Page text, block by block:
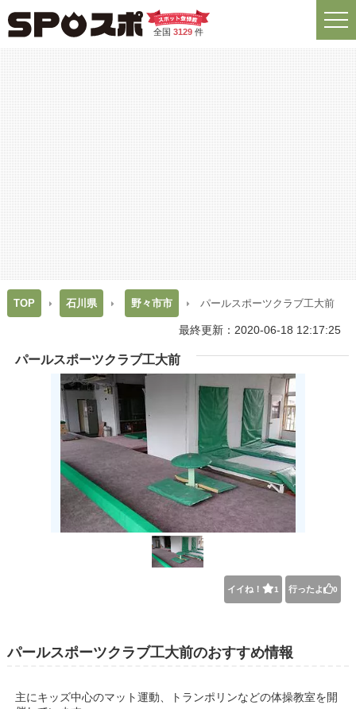
全国 3129件
TOP 石川県 野々市市 パールスポーツクラブ工大前
最終更新：2020-06-18 12:17:25
パールスポーツクラブ工大前
イイね！ 1 行ったよ 0
パールスポーツクラブ工大前のおすすめ情報
主にキッズ中心のマット運動、トランポリンなどの体操教室を開